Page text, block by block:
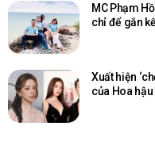
MC Phạm
chỉ để gắn
Xuất hiện
của Hoa